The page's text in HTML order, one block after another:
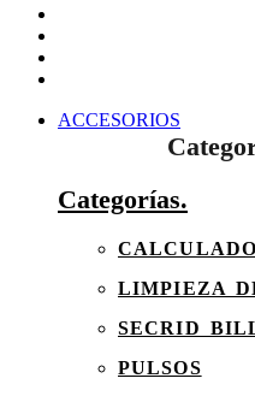
ACCESORIOS
Categorías.
LIMPIEZA
SECRID
PULSOS